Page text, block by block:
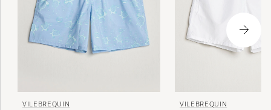
VILEBREQUIN VILEBREQUIN